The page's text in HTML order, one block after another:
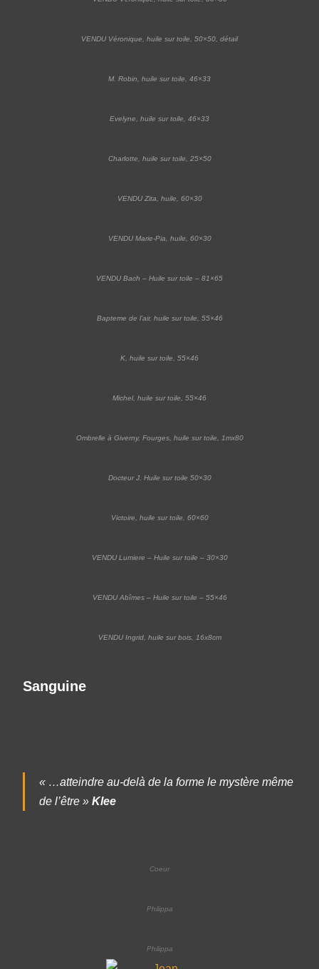
VENDU Véronique, huile sur toile, 50×50, détail
M. Robin, huile sur toile, 46×33
Evelyne, huile sur toile, 46×33
Charlotte, huile sur toile, 25×50
VENDU Zita, huile, 60×30
VENDU Marie-Pia, huile, 60×30
VENDU Bach – Huile sur toile – 81×65
Bapteme de l’air, huile sur toile, 55×46
K, huile sur toile, 55×46
Michel, huile sur toile, 55×46
Ombrelle à Giverny, Fourges, huile sur toile, 1mx80
Docteur J. Huile sur toile 50×30
Victoire, huile sur toile, 60×60
VENDU Lumiere – Huile sur toile – 30×30
VENDU Abîmes – Huile sur toile – 55×46
VENDU Ingrid, huile sur bois, 16x8cm
Sanguine
« …atteindre au-delà de la forme le mystère même
de l’être » Klee
Coeur
Philippa
Philippa